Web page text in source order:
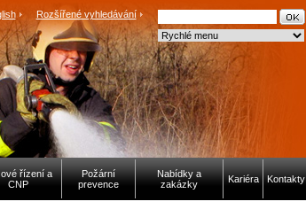
Rozšířené vyhledávání
řízení a
CNP
Požární
prevence
Nabídky a
zakázky
Kariéra Kontakty